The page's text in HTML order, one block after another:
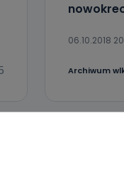
06.10.2018
Archiwum